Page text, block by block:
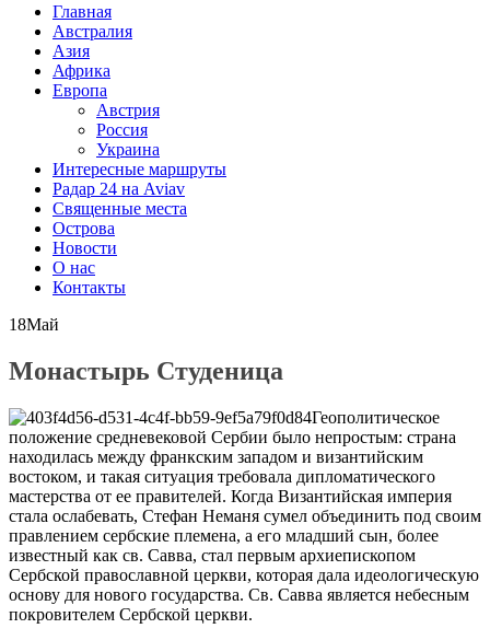
Главная
Австралия
Азия
Африка
Европа
Австрия
Россия
Украина
Интересные маршруты
Радар 24 на Aviav
Священные места
Острова
Новости
О нас
Контакты
18Май
Монастырь Студеница
Геополитическое
положение средневековой Сербии было непростым: страна
находилась между франкским западом и византийским
востоком, и такая ситуация требовала дипломатического
мастерства от ее правителей. Когда Византийская империя
стала ослабевать, Стефан Неманя сумел объединить под своим
правлением сербские племена, а его младший сын, более
известный как св. Савва, стал первым архиепископом
Сербской православной церкви, которая дала идеологическую
основу для нового государства. Св. Савва является небесным
покровителем Сербской церкви.